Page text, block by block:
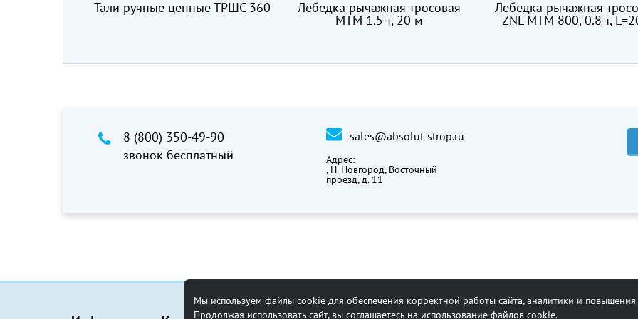
ТРШС 360 Лебедка рычажная тросовая Лебедка рычажная тросовая
ZNL МТМ 800, 0.8 т, L=20м
ГОСТ 3070-
8 (800) 350-49-90
звонок бесплатный
sales@absolut-strop.ru
Адрес:
, Н. Новгород, Восточный
проезд, д. 11
Мы используем файлы cookie для обеспечения корректной работы сайта, аналитики и повышения
Продолжая использовать сайт, вы соглашаетесь на использование файлов cookie.